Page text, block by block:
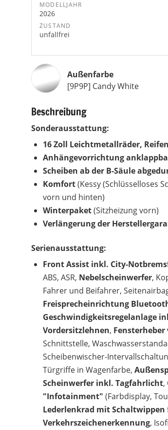
MODELLJAHR
2026
ZUSTAND
unfallfrei
Außenfarbe
[9P9P] Candy White
Beschreibung
Sonderausstattung:
16 Zoll Leichtmetallräder, Reifen
Anhängevorrichtung
Scheiben ab der B-Säule
Komfort(Kessy (Schlüsselloses
vorn und hinten)
Winterpaket(Sitzheizung vorn)
Verlängerung der
Serienausstattung:
Front Assist inkl. City-
ABS, ASR, Nebelscheinwerfer,
Fahrer und Beifahrer,
Freisprecheinrichtung
Geschwindigkeitsregelanlage
Vordersitzlehnen,
Schnittstelle,
Scheibenwischer-
Türgriffe in Wagenfarbe,
Scheinwerfer inkl. Tagfahrlicht,
"Infotainment" (Farbdisplay,
Lederlenkrad mit Schaltwippen
Verkehrszeichenerkennung,